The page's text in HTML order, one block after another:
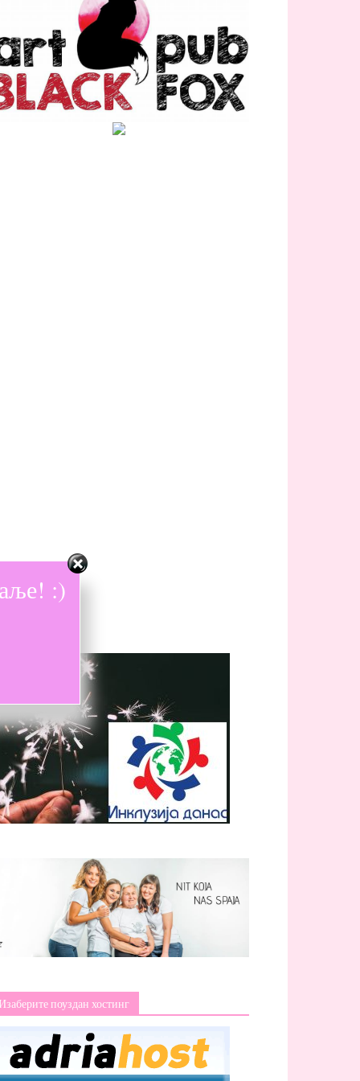
поуздан хостинг
:)